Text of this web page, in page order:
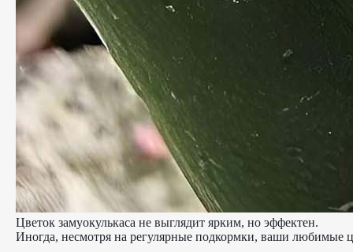
Цветок замуокулькаса не выглядит ярким, но эффектен.
Иногда, несмотря на регулярные подкормки, ваши любимые